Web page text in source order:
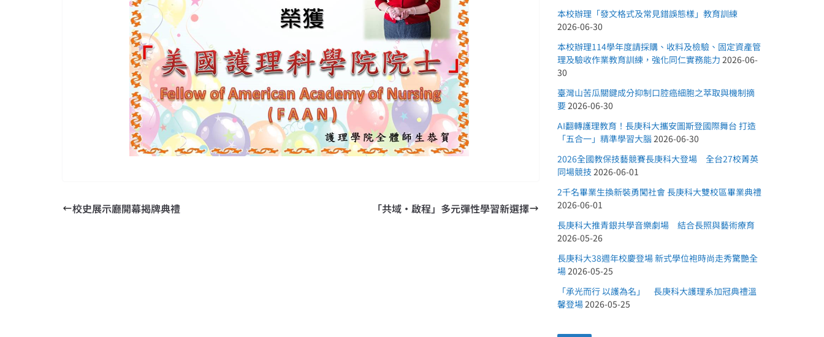
校史展示廳開幕揭牌典禮 「共域·啟程」多元彈性學習新選擇
本校辦理「發文格式及常見錯誤態樣」教育訓練
2026-06-30
本校辦理114學年度請採購、收料及檢驗、固定資產管
理及驗收作業教育訓練，強化同仁實務能力 2026-06-
30
臺灣山苦瓜關鍵成分抑制口腔癌細胞之萃取與機制摘
要2026-06-30
AI翻轉護理教育！長庚科大攜安圖斯登國際舞台 打造
「五合一」精準學習大腦 2026-06-30
2026全國教保技藝競賽長庚科大登場 全台27校菁英
同場競技 2026-06-01
2千名畢業生換新裝勇闖社會 長庚科大雙校區畢業典禮
2026-06-01
長庚科大推青銀共學音樂劇場 結合長照與藝術療育
2026-05-26
長庚科大38週年校慶登場 新式學位袍時尚走秀驚艷全
場2026-05-25
「承光而行 以護為名」 長庚科大護理系加冠典禮溫
馨登場2026-05-25